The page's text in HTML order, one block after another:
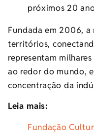
próximos 20
Fundada em 2006,
territórios,
representam
ao redor do mundo,
concentração da
Leia mais:
Fundação